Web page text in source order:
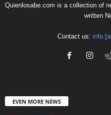
Quienlosabe.com is a collection of
written
Contact us: info
EVEN MORE NEWS